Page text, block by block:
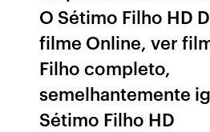
O Sétimo Filho HD
filme Online, ver
Filho completo,
semelhantemente
Sétimo Filho HD